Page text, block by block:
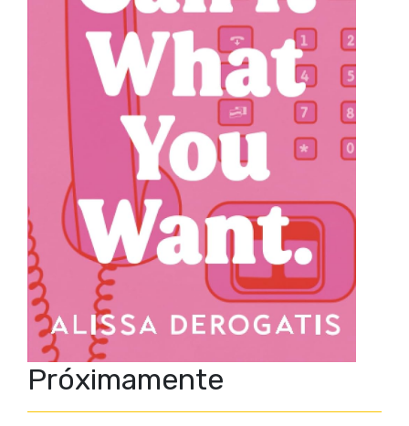
Próximamente